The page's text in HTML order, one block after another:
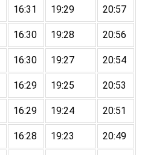
16:31 19:29 20:57
16:30 19:28 20:56
16:30 19:27 20:54
16:29 19:25 20:53
16:29 19:24 20:51
16:28 19:23 20:49